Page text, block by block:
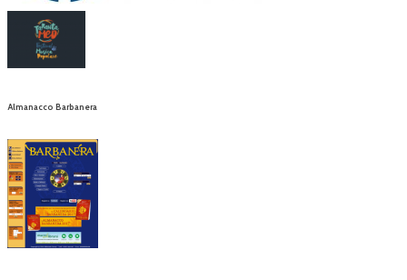
Almanacco Barbanera